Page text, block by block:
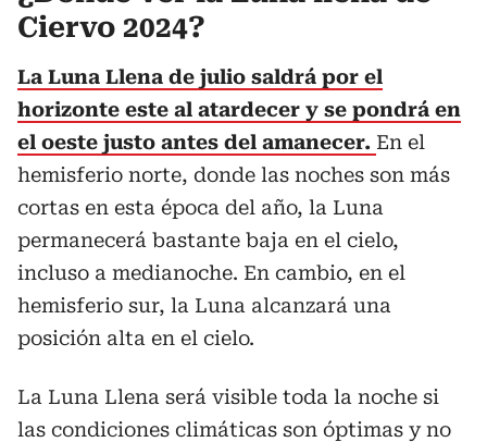
Ciervo 2024?
La Luna Llena de julio saldrá por el
horizonte este al atardecer y se pondrá en
el oeste justo antes del amanecer. En el
hemisferio norte, donde las noches son más
cortas en esta época del año, la Luna
permanecerá bastante baja en el cielo,
incluso a medianoche. En cambio, en el
hemisferio sur, la Luna alcanzará una
posición alta en el cielo.
La Luna Llena será visible toda la noche si
las condiciones climáticas son óptimas y no